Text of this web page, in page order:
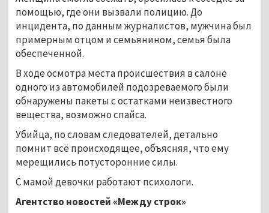
помощью, где они вызвали полицию. До
инцидента, по данным журналистов, мужчина был
примерным отцом и семьянином, семья была
обеспеченной.
В ходе осмотра места происшествия в салоне
одного из автомобилей подозреваемого были
обнаружены пакеты с остатками неизвестного
вещества, возможно спайса.
Убийца, по словам следователей, детально
помнит всё происходящее, объясняя, что ему
мерещились потусторонние силы.
С мамой девочки работают психологи.
Агентство новостей «Между строк»